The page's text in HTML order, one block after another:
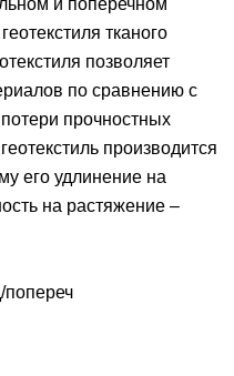
и поперечном
тканого
позволяет
по сравнению с
прочностных
производится
его удлинение на
на растяжение –
попереч